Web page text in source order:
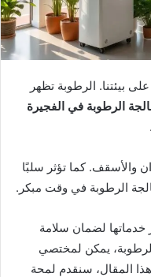
بيئتنا. الرطوبة تظهر
الرطوبة في الفجيرة
والأسقف. كما تؤثر سلبًا
الرطوبة في وقت مبكر.
خدماتها لضمان سلامة
يمكن لمختصي
المقال، سنقدم لمحة